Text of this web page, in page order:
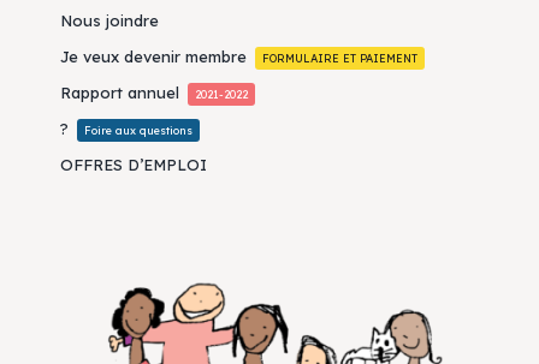
Nous joindre
Je veux devenir membre
FORMULAIRE ET PAIEMENT
Rapport annuel 2021-2022
? Foire aux questions
OFFRES D’EMPLOI